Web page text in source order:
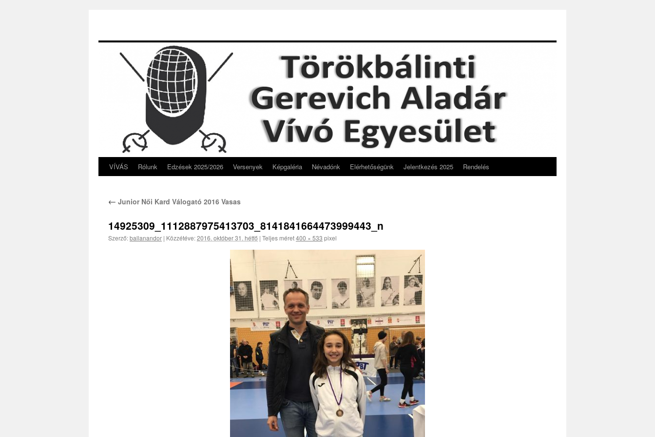
Kilépés
tartalomba
VÍVÁS Rólunk Edzések 2025/2026 Versenyek Képgaléria Névadónk Elérhetőségünk Jelentkezés 2025 Rendelés
← Junior Női Kard Válogató 2016 Vasas
14925309_1112887975413703_8141841664473999443_n
Szerző:ballanandor | Közzétéve:2016. október 31. hétfő | Teljes méret400 × 533 pixel